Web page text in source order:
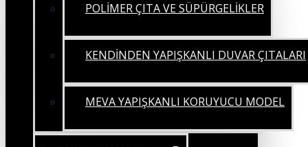
POLİMER ÇITA VE SÜPÜRGELİKLER
KENDİNDEN YAPIŞKANLI DUVAR ÇITALARI
MEVA YAPIŞKANLI KORUYUCU MODEL